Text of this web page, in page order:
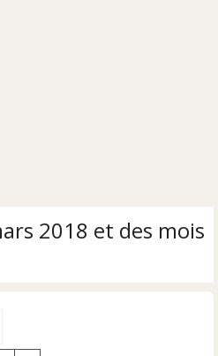
2018 et des mois